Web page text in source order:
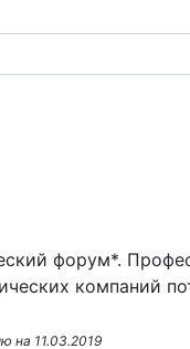
форум*.
компаний
на 11.03.2019